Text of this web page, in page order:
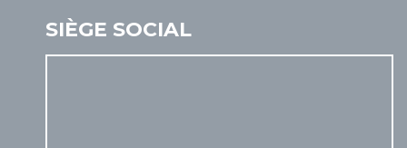
SIÈGE SOCIAL